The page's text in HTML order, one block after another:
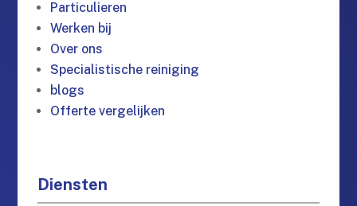
Particulieren
Werken bij
Over ons
Specialistische reiniging
blogs
Offerte vergelijken
Diensten